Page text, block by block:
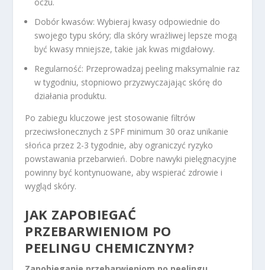
Dobór kwasów: Wybieraj kwasy odpowiednie do
swojego typu skóry; dla skóry wrażliwej lepsze mogą
być kwasy mniejsze, takie jak kwas migdałowy.
Regularność: Przeprowadzaj peeling maksymalnie raz
w tygodniu, stopniowo przyzwyczajając skórę do
działania produktu.
Po zabiegu kluczowe jest stosowanie filtrów
przeciwsłonecznych z SPF minimum 30 oraz unikanie
słońca przez 2-3 tygodnie, aby ograniczyć ryzyko
powstawania przebarwień. Dobre nawyki pielęgnacyjne
powinny być kontynuowane, aby wspierać zdrowie i
wygląd skóry.
JAK ZAPOBIEGAĆ
PRZEBARWIENIOM PO
PEELINGU CHEMICZNYM?